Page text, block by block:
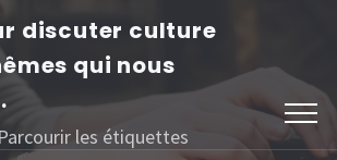
discuter culture
qui nous
Parcourir les étiquettes